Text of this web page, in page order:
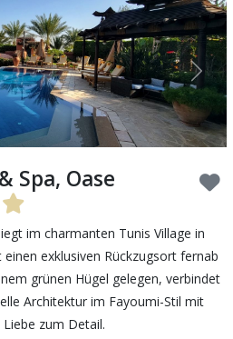
Next
Spa, Oase
im charmanten Tunis Village in
exklusiven Rückzugsort fernab
grünen Hügel gelegen, verbindet
Architektur im Fayoumi-Stil mit
zum Detail.